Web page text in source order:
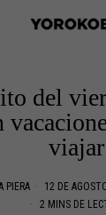
del
viajar
PIERA 12 DE
2 MINS DE